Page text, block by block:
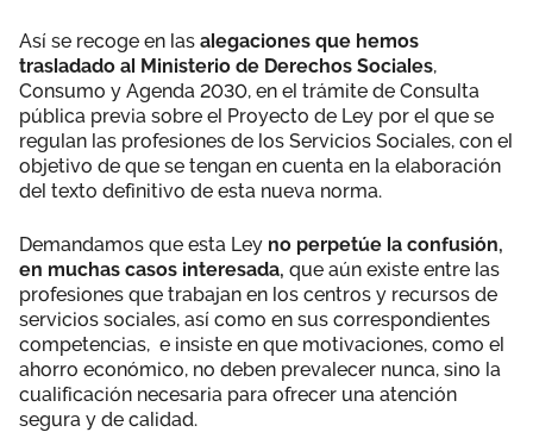
Así se recoge en las alegaciones que hemos
trasladado al Ministerio de Derechos Sociales,
Consumo y Agenda 2030, en el trámite de Consulta
pública previa sobre el Proyecto de Ley por el que se
regulan las profesiones de los Servicios Sociales, con el
objetivo de que se tengan en cuenta en la elaboración
del texto definitivo de esta nueva norma.
Demandamos que esta Ley no perpetúe la confusión,
en muchas casos interesada, que aún existe entre las
profesiones que trabajan en los centros y recursos de
servicios sociales, así como en sus correspondientes
competencias, e insiste en que motivaciones, como el
ahorro económico, no deben prevalecer nunca, sino la
cualificación necesaria para ofrecer una atención
segura y de calidad.